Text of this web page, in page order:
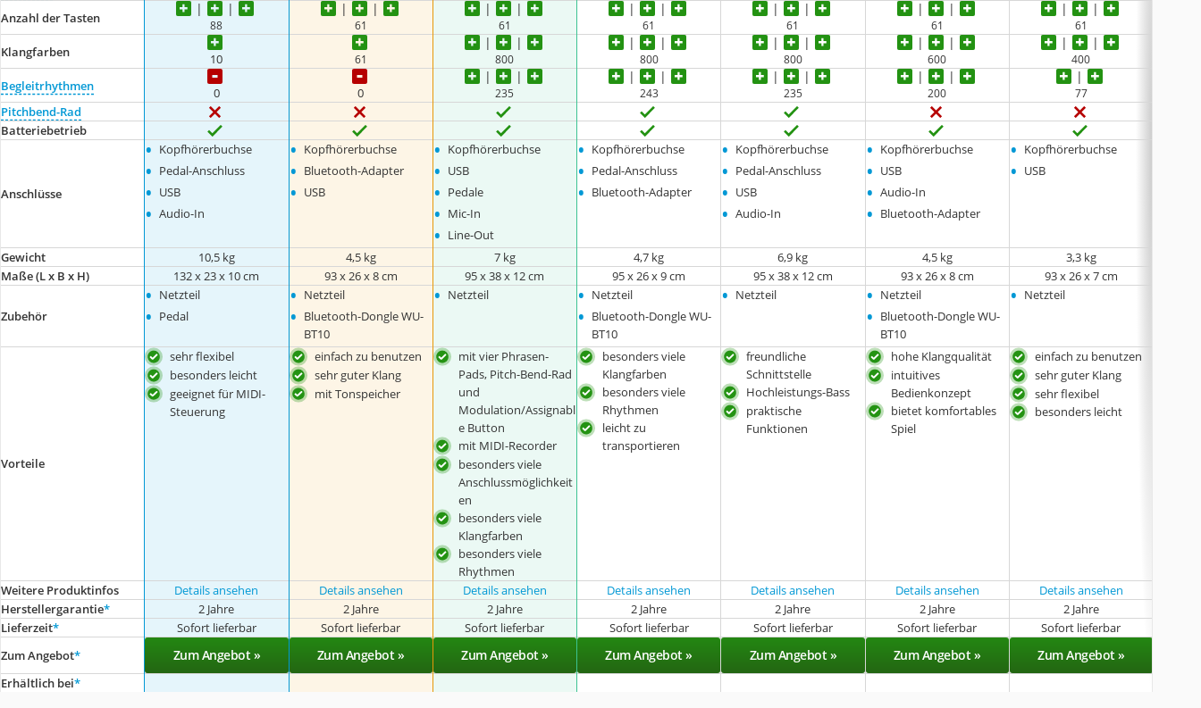
Anzahl der Tasten
88 61 61 61 61 61 61
Klangfarben 10 61 800 800 800 600 400
Begleitrhythmen 0 0 235 243 235 200 77
Pitchbend-Rad
Batteriebetrieb
Anschlüsse
• Kopfhörerbuchse
• Pedal-Anschluss
• USB
• Audio-In
• Kopfhörerbuchse
• Bluetooth-Adapter
• USB
• Kopfhörerbuchse
• USB
• Pedale
• Mic-In
• Line-Out
• Kopfhörerbuchse
• Pedal-Anschluss
• Bluetooth-Adapter
• Kopfhörerbuchse
• Pedal-Anschluss
• USB
• Audio-In
• Kopfhörerbuchse
• USB
• Audio-In
• Bluetooth-Adapter
• Kopfhörerbuchse
• USB
Gewicht 10,5 kg ‎4,5 kg 7 kg 4,7 kg 6,9 kg ‎4,5 kg
3,3 kg
Maße (L x B x H)
132 x 23 x 10 cm 93 x 26 x 8 cm 95 x 38 x 12 cm 95 x 26 x 9 cm 95 x 38 x 12 cm 93 x 26 x 8 cm ‎93 x 26 x 7 cm
Zubehör
• Netzteil
• Pedal
• Netzteil
• Bluetooth-Dongle WU-
BT10
• Netzteil • Netzteil
• Bluetooth-Dongle WU-
BT10
• Netzteil • Netzteil
• Bluetooth-Dongle WU-
BT10
• Netzteil
Vorteile
sehr flexibel
besonders leicht
geeignet für MIDI-
Steuerung
einfach zu benutzen
sehr guter Klang
mit Tonspeicher
mit vier Phrasen-
Pads, Pitch-Bend-Rad
und
Modulation/Assignabl
e Button
mit MIDI-Recorder
besonders viele
Anschlussmöglichkeit
en
besonders viele
Klangfarben
besonders viele
Rhythmen
besonders viele
Klangfarben
besonders viele
Rhythmen
leicht zu
transportieren
freundliche
Schnittstelle
Hochleistungs-Bass
praktische
Funktionen
hohe Klangqualität
intuitives
Bedienkonzept
bietet komfortables
Spiel
einfach zu benutzen
sehr guter Klang
sehr flexibel
besonders leicht
Weitere Produktinfos Details ansehen Details ansehen Details ansehen Details ansehen Details ansehen Details ansehen Details ansehen
Herstellergarantie* 2 Jahre 2 Jahre 2 Jahre 2 Jahre 2 Jahre 2 Jahre
2 Jahre
Lieferzeit* Sofort lieferbar Sofort lieferbar Sofort lieferbar Sofort lieferbar Sofort lieferbar Sofort lieferbar Sofort lieferbar
Zum Angebot* Zum Angebot » Zum Angebot » Zum Angebot » Zum Angebot » Zum Angebot » Zum Angebot » Zum Angebot »
Erhältlich bei*